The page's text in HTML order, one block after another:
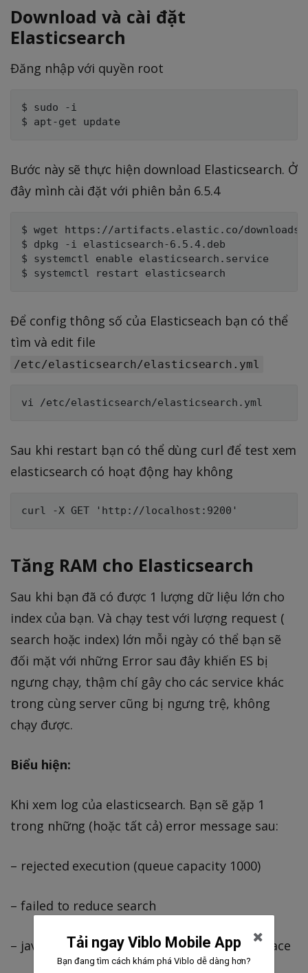
Download và cài đặt
Elasticsearch
Đăng nhập với quyền root
$ sudo -i
Bước này sẽ thực hiện download Elasticsearch. Ở
đây mình cài đặt với phiên bản 6.5.4
$ wget https://artifacts.elastic.co/downloads/
$ dpkg -i elasticsearch-6.5.4.deb
$ systemctl enable elasticsearch.service
Để config thông số của Elasticseach bạn có thể
tìm và edit file
/etc/elasticsearch/elasticsearch.yml
Sau khi restart bạn có thể dùng curl để test xem
elasticsearch có hoạt động hay không
Tăng RAM cho Elasticsearch
Sau khi bạn đã có được 1 lượng dữ liệu lớn cho
index của bạn. Và chạy test với lượng request (
search hoặc index) lớn mỗi ngày có thể bạn sẽ
đối mặt với những Error sau đây khiến ES bị
ngưng chạy, thậm chí gây cho các service khác
trong cùng server cũng bị ngưng trệ, không
chạy được.
Biểu hiện:
Khi xem log của elasticsearch. Bạn sẽ gặp 1
trong những (hoặc tất cả) error message sau:
– rejected execution (queue capacity 1000)
– failed to reduce search
– java.lang.OutOfMemoryError: Java heap space
Tải ngay Viblo Mobile App
Bạn đang tìm cách khám phá Viblo dễ dàng hơn?